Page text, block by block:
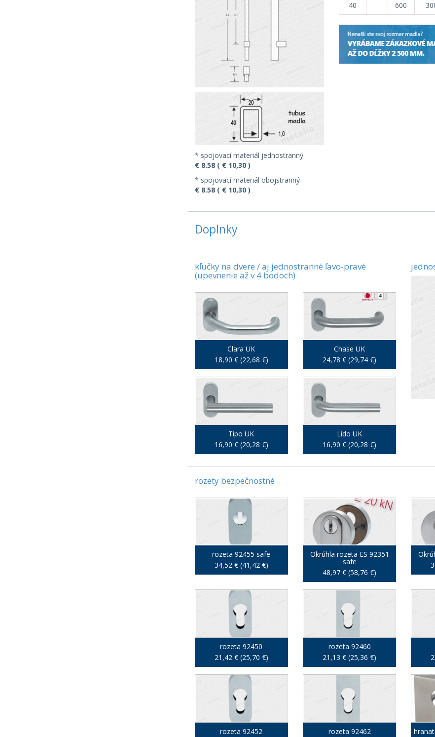
* spojovací materiál jednostranný
€ 8.58 ( € 10,30 )
* spojovací materiál obojstranný
€ 8.58 ( € 10,30 )
40 600
Doplnky
kľučky na dvere / aj jednostranné ľavo-pravé
(upevnenie až v 4 bodoch)
Clara UK
18,90 € (22,68 €)
Chase UK
24,78 € (29,74 €)
Tipo UK
16,90 € (20,28 €)
Lido UK
16,90 € (20,28 €)
rozety bezpečnostné
rozeta 92455 safe
34,52 € (41,42 €)
Okrúhla rozeta ES 92351
safe
48,97 € (58,76 €)
rozeta 92450
21,42 € (25,70 €)
rozeta 92460
21,13 € (25,36 €)
rozeta 92452
rozeta 92462